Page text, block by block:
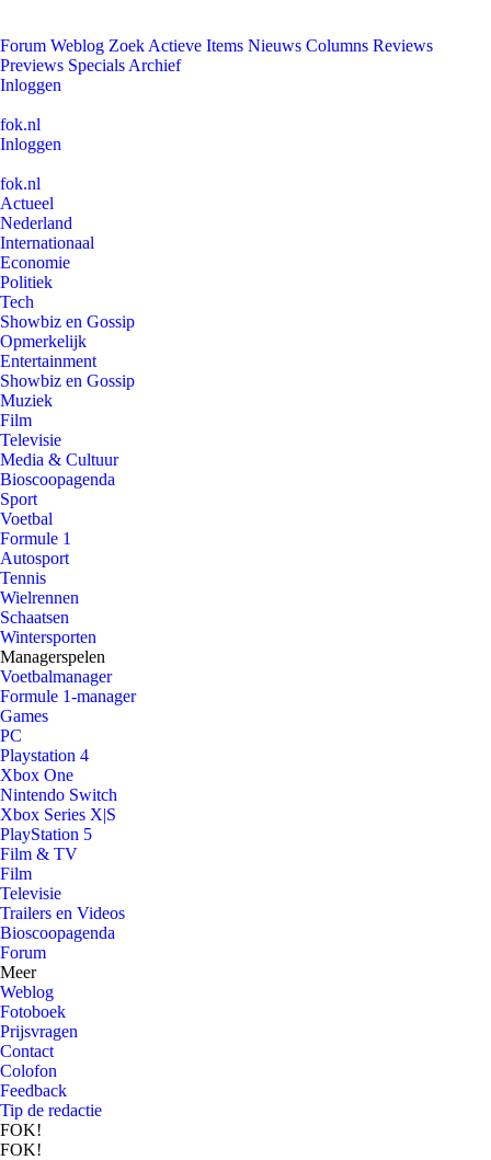
Forum Weblog Zoek Actieve Items Nieuws Columns Reviews
Previews Specials Archief
Inloggen
fok.nl
Inloggen
fok.nl
Actueel
Nederland
Internationaal
Economie
Politiek
Tech
Showbiz en Gossip
Opmerkelijk
Entertainment
Showbiz en Gossip
Muziek
Film
Televisie
Media & Cultuur
Bioscoopagenda
Sport
Voetbal
Formule 1
Autosport
Tennis
Wielrennen
Schaatsen
Wintersporten
Managerspelen
Voetbalmanager
Formule 1-manager
Games
PC
Playstation 4
Xbox One
Nintendo Switch
Xbox Series X|S
PlayStation 5
Film & TV
Film
Televisie
Trailers en Videos
Bioscoopagenda
Forum
Meer
Weblog
Fotoboek
Prijsvragen
Contact
Colofon
Feedback
Tip de redactie
FOK!
FOK!